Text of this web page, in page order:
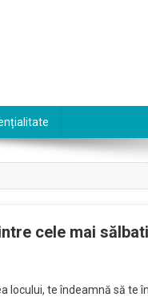
cele mai
locului, te îndeamnă să te